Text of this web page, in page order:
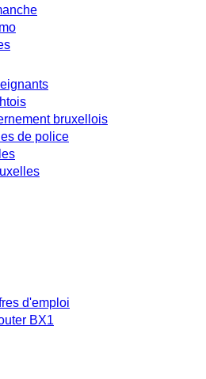
bruxellois
de police
d'emploi
BX1